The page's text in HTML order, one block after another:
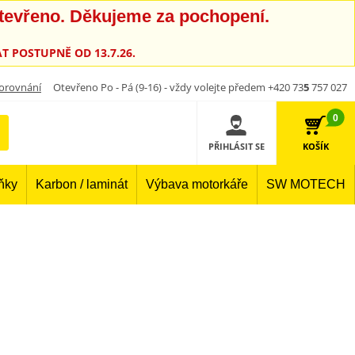
Děkujeme za pochopení.
POSTUPNĚ OD 13.7.26.
Otevřeno Po - Pá (9-16) - vždy volejte předem +420 735757 027
PŘIHLÁSIT SE
0
KOŠÍK
Karbon / laminát Výbava motorkáře SW MOTECH